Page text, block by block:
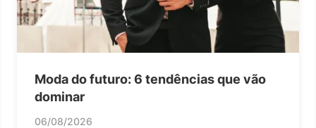
Moda do futuro: 6 tendências que vão
dominar
06/08/2026